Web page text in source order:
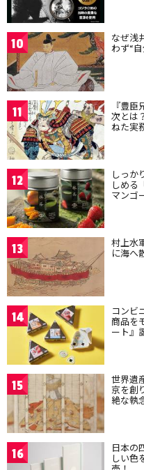
10 なぜ浅
わず“
11 『豊
次とは
ねた実
12 しっか
しめる
マンゴ
13 村上水
に海へ
14 コンビ
商品を
ート』
15 世界遺
京を創
絶な執
16 日本の
しい色